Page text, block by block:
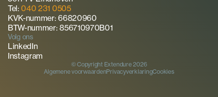
Tel: 040 231 0505
KVK-nummer: 66820960
BTW-nummer: 856710970B01
Volg ons
LinkedIn
Instagram
© Copyright Extendure 2026
Algemene voorwaardenPrivacyverklaringCookies